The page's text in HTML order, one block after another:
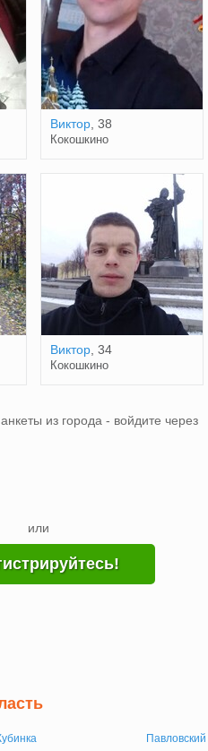
Виктор, 38
Кокошкино
Виктор, 34
Кокошкино
из города - войдите через
или